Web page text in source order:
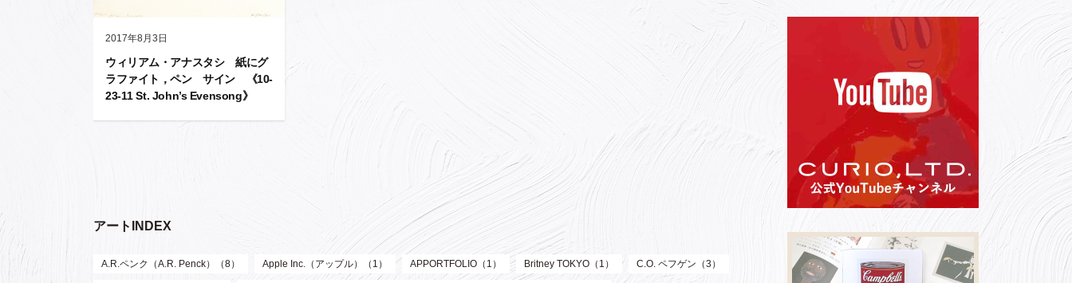
2017年8月3日
ウィリアム・アナスタシ 紙にグ
ラファイト，ペン サイン 《10-
23-11 St. John’s Evensong》
アートINDEX
A.R.ペンク（A.R. Penck）（8） Apple Inc.（アップル）（1） APPORTFOLIO（1） Britney TOKYO（1） C.O. ペフゲン（3）